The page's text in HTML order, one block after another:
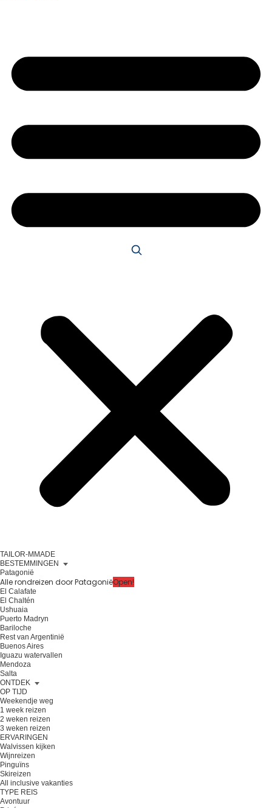
TAILOR-MMADE
BESTEMMINGEN
Patagonië
Alle rondreizen door PatagoniëOpen!
El Calafate
El Chaltén
Ushuaia
Puerto Madryn
Bariloche
Rest van Argentinië
Buenos Aires
Iguazu watervallen
Mendoza
Salta
ONTDEK
OP TIJD
Weekendje weg
1 week reizen
2 weken reizen
3 weken reizen
ERVARINGEN
Walvissen kijken
Wijnreizen
Pinguïns
Skireizen
All inclusive vakanties
TYPE REIS
Avontuur